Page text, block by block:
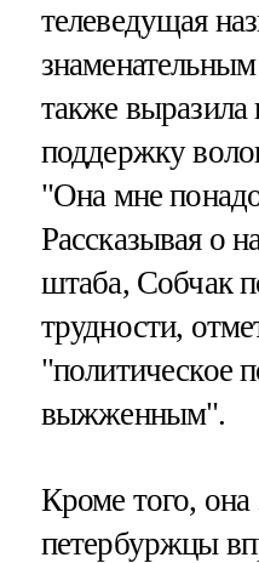
телеведущая
также выразила
поддержку
"Она мне
Рассказывая о
штаба, Собчак
трудности,
"политическое
выжженным".
Кроме того, она
петербуржцы